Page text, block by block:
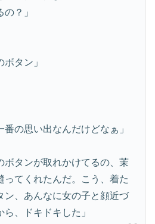
の？」
ボタン」
番の思い出なんだけどなぁ」
ボタンが取れかけてるの、茉
ってくれたんだ。こう、着た
ン、あんなに女の子と顔近づ
、ドキドキした」